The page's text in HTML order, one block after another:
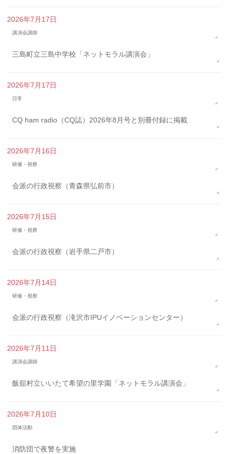
2026年7月17日
講演会講師
三島町立三島中学校「ネットモラル講演会」
2026年7月17日
日常
CQ ham radio（CQ誌）2026年8月号と別冊付録に掲載
2026年7月16日
研修・視察
会派の行政視察（青森県弘前市）
2026年7月15日
研修・視察
会派の行政視察（岩手県二戸市）
2026年7月14日
研修・視察
会派の行政視察（滝沢市IPUイノベーションセンター）
2026年7月11日
講演会講師
飯舘村立いいたて希望の里学園「ネットモラル講演会」
2026年7月10日
団体活動
消防団で夜警を実施